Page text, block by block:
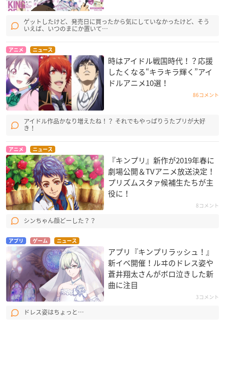
ゲットしたけど、発売日に買ったから気にしていなかったけど、そう
いえば、いつのまにか置いて…
アニメ ニュース
時はアイドル戦国時代！？応援
したくなる“キラキラ輝く”アイ
ドルアニメ10選！
86コメント
アイドル作品かなり増えたね！？ それでもやっぱりうたプリが大好
き！
アニメ ニュース
『キンプリ』新作が2019年春に
劇場公開＆TVアニメ放送決定！
プリズムスタァ候補生たちが主
役に！
8コメント
シンちゃん顔どーした？？
アプリ ゲーム ニュース
アプリ『キンプリラッシュ！』
新イベ開催！ルヰのドレス姿や
蒼井翔太さんがボロ泣きした新
曲に注目
3コメント
ドレス姿はちょっと…